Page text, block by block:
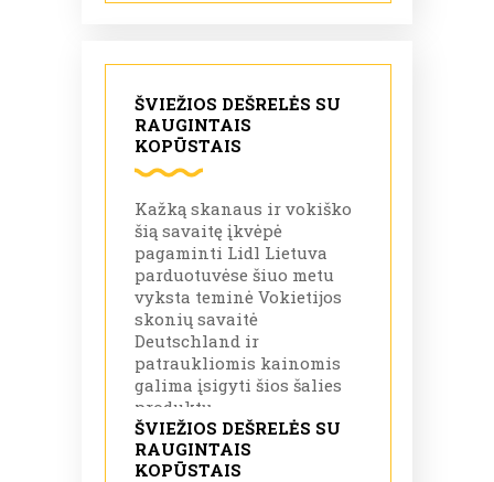
ŠVIEŽIOS DEŠRELĖS SU
RAUGINTAIS
KOPŪSTAIS
Kažką skanaus ir vokiško
šią savaitę įkvėpė
pagaminti Lidl Lietuva
parduotuvėse šiuo metu
vyksta teminė Vokietijos
skonių savaitė
Deutschland ir
patraukliomis kainomis
galima įsigyti šios šalies
produktų.
ŠVIEŽIOS DEŠRELĖS SU
RAUGINTAIS
KOPŪSTAIS